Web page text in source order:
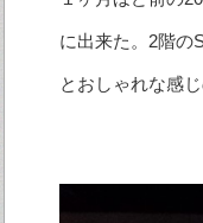
に出来た。2階の
とおしゃれな感